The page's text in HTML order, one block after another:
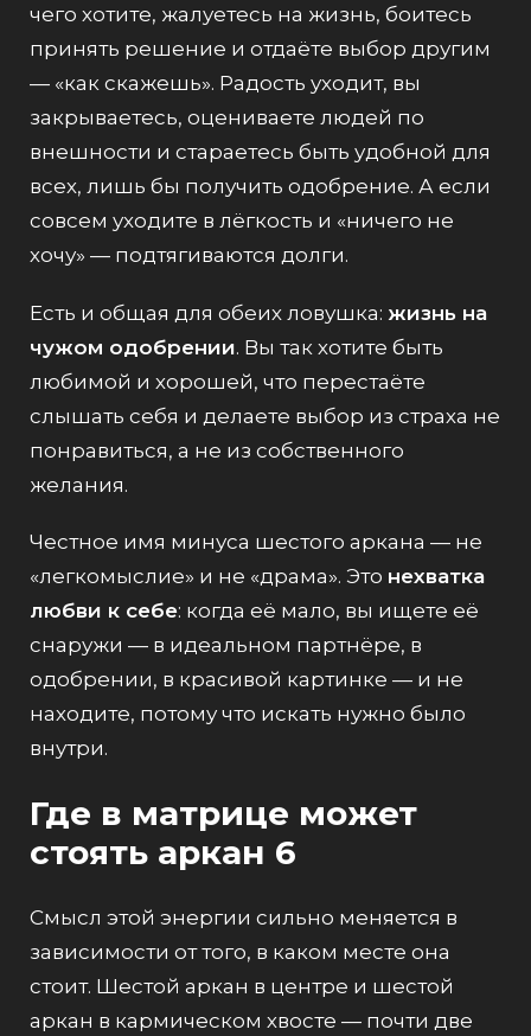
чего хотите, жалуетесь на жизнь, боитесь
принять решение и отдаёте выбор другим
— «как скажешь». Радость уходит, вы
закрываетесь, оцениваете людей по
внешности и стараетесь быть удобной для
всех, лишь бы получить одобрение. А если
совсем уходите в лёгкость и «ничего не
хочу» — подтягиваются долги.
Есть и общая для обеих ловушка: жизнь на
чужом одобрении. Вы так хотите быть
любимой и хорошей, что перестаёте
слышать себя и делаете выбор из страха не
понравиться, а не из собственного
желания.
Честное имя минуса шестого аркана — не
«легкомыслие» и не «драма». Это нехватка
любви к себе: когда её мало, вы ищете её
снаружи — в идеальном партнёре, в
одобрении, в красивой картинке — и не
находите, потому что искать нужно было
внутри.
Где в матрице может
стоять аркан 6
Смысл этой энергии сильно меняется в
зависимости от того, в каком месте она
стоит. Шестой аркан в центре и шестой
аркан в кармическом хвосте — почти две